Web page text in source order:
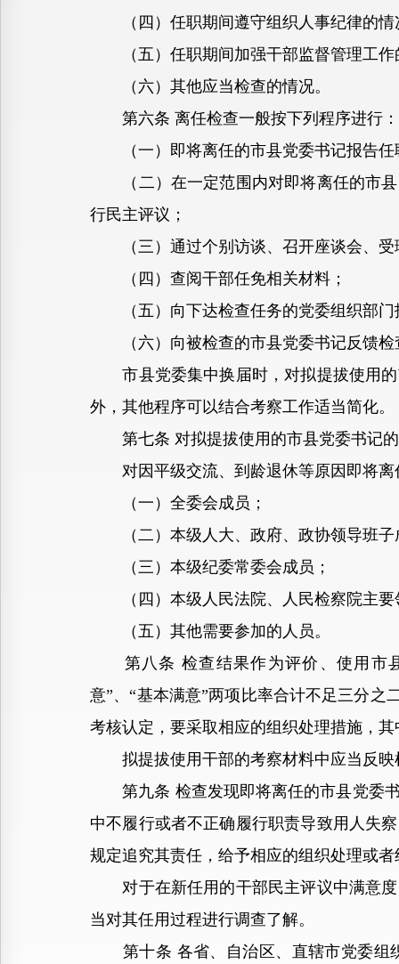
（四）任职期间遵守组织人事纪律的情
（五）任职期间加强干部监督管理工作
（六）其他应当检查的情况。
第六条 离任检查一般按下列程序进行：
（一）即将离任的市县党委书记报告任
（二）在一定范围内对即将离任的市县
行民主评议；
（三）通过个别访谈、召开座谈会、受
（四）查阅干部任免相关材料；
（五）向下达检查任务的党委组织部门
（六）向被检查的市县党委书记反馈检
市县党委集中换届时，对拟提拔使用的
外，其他程序可以结合考察工作适当简化。
第七条 对拟提拔使用的市县党委书记的
对因平级交流、到龄退休等原因即将离
（一）全委会成员；
（二）本级人大、政府、政协领导班子
（三）本级纪委常委会成员；
（四）本级人民法院、人民检察院主要
（五）其他需要参加的人员。
第八条 检查结果作为评价、使用市县
意”、“基本满意”两项比率合计不足三分之
考核认定，要采取相应的组织处理措施，
拟提拔使用干部的考察材料中应当反映
第九条 检查发现即将离任的市县党委书
中不履行或者不正确履行职责导致用人失
规定追究其责任，给予相应的组织处理或
对于在新任用的干部民主评议中满意度
当对其任用过程进行调查了解。
第十条 各省、自治区、直辖市党委组